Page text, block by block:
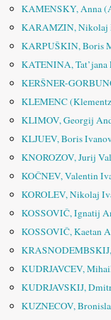
KAMENSKY, Anna
KARAMZIN, Nikolaj
KARPUŠKIN, Boris
KATENINA, Tat’jana
KERŠNER-
KLEMENC
KLIMOV, Georgij
KLJUEV, Boris
KNOROZOV, Jurij
KOČNEV, Valentin
KOROLEV, Nikolaj
KOSSOVIČ, Ignatij
KOSSOVIČ, Kaetan
KUDRJAVCEV,
KUDRJAVSKIJ,
KUZNECOV,